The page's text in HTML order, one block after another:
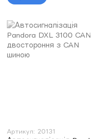
Артикул: 20131